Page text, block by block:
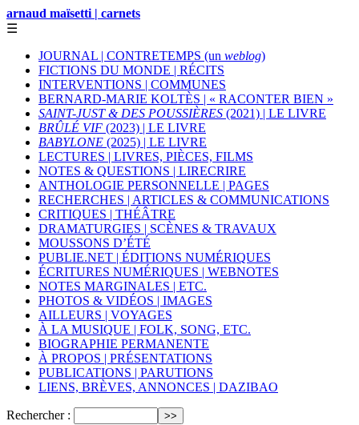
arnaud maïsetti | carnets
☰
JOURNAL | CONTRETEMPS (un weblog)
FICTIONS DU MONDE | RÉCITS
INTERVENTIONS | COMMUNES
BERNARD-MARIE KOLTÈS | « RACONTER BIEN »
SAINT-JUST & DES POUSSIÈRES (2021) | LE LIVRE
BRÛLÉ VIF (2023) | LE LIVRE
BABYLONE (2025) | LE LIVRE
LECTURES | LIVRES, PIÈCES, FILMS
NOTES & QUESTIONS | LIRECRIRE
ANTHOLOGIE PERSONNELLE | PAGES
RECHERCHES | ARTICLES & COMMUNICATIONS
CRITIQUES | THÉÂTRE
DRAMATURGIES | SCÈNES & TRAVAUX
MOUSSONS D’ÉTÉ
PUBLIE.NET | ÉDITIONS NUMÉRIQUES
ÉCRITURES NUMÉRIQUES | WEBNOTES
NOTES MARGINALES | ETC.
PHOTOS & VIDÉOS | IMAGES
AILLEURS | VOYAGES
À LA MUSIQUE | FOLK, SONG, ETC.
BIOGRAPHIE PERMANENTE
À PROPOS | PRÉSENTATIONS
PUBLICATIONS | PARUTIONS
LIENS, BRÈVES, ANNONCES | DAZIBAO
Rechercher :